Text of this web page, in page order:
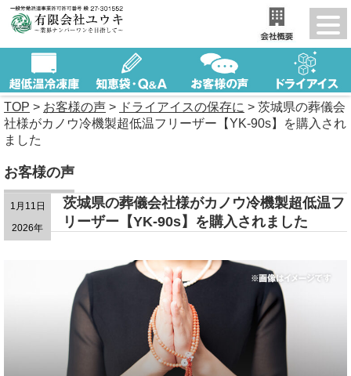
TOP > お客様の声 > ドライアイスの保存に > 茨城県の葬儀会
社様がカノウ冷機製超低温フリーザー【YK-90s】を購入され
ました
お客様の声
1月11日
2026年
茨城県の葬儀会社様がカノウ冷機製超低温フ
リーザー【YK-90s】を購入されました